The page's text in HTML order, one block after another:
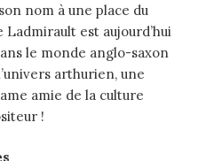
nom à une place du
est aujourd’hui
le monde anglo-saxon
arthurien, une
amie de la culture
!